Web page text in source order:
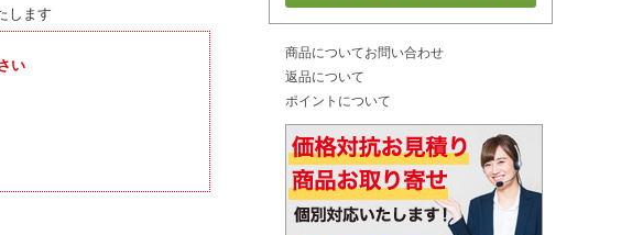
します
い
商品についてお問い合わせ
返品について
ポイントについて